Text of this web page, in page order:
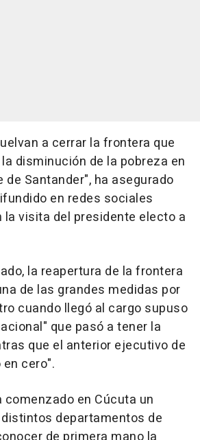
a cerrar la frontera que
disminución de la pobreza en
de Santander", ha asegurado
en redes sociales
visita del presidente electo a
la reapertura de la frontera
de las grandes medidas por
cuando llegó al cargo supuso
que pasó a tener la
que el anterior ejecutivo de
cero".
comenzado en Cúcuta un
departamentos de